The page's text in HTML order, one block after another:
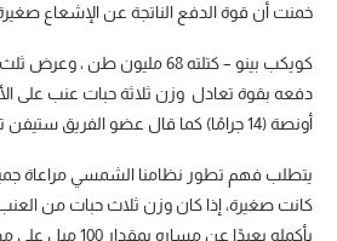
خمنت أن قوة الدفع الناتجة عن الإشعاع
كويكب بينو – كتلته 68 مليون
دفعه بقوة تعادل وزن ثلاثة حبات عنب على
أونصة (14 جرامًا) كما قال عضو الفريق ستيفن تشيسلي ، في عام 2012 ،
يتطلب فهم تطور نظامنا الشمسي مراعاة
كانت صغيرة، إذا كان وزن ثلاث حبات من
بأكمله بعيدًا عن